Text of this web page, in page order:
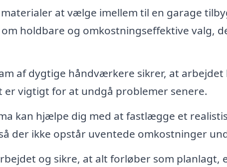
at vælge imellem til en garage
holdbare og omkostningseffektive valg,
af dygtige håndværkere sikrer, at arbejdet
vigtigt for at undgå problemer senere.
kan hjælpe dig med at fastlægge et
der ikke opstår uventede omkostninger
og sikre, at alt forløber som planlagt,